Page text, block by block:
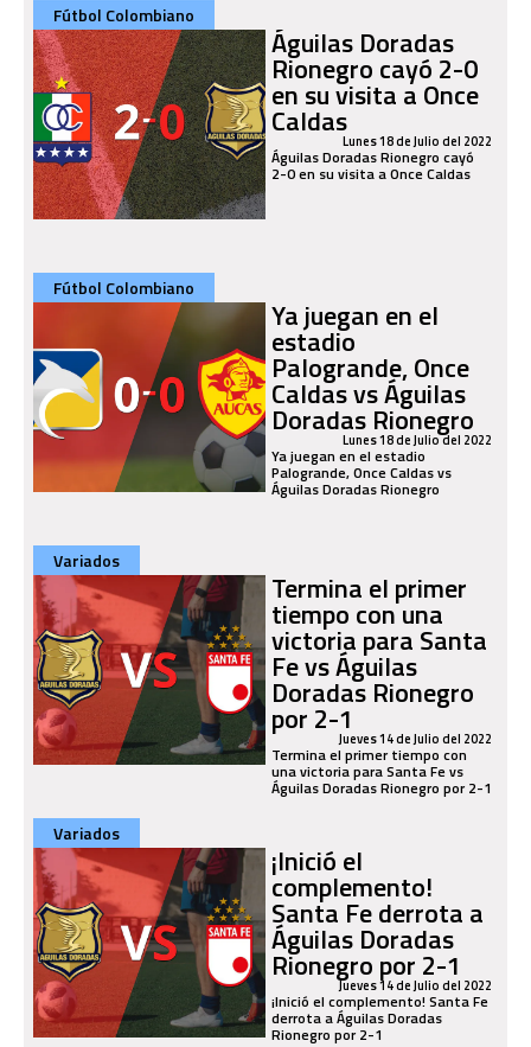
Fútbol Colombiano
Águilas Doradas
Rionegro cayó 2-0
en su visita a Once
CaldasLunes 18 de Julio del 2022
Águilas Doradas Rionegro cayó
2-0 en su visita a Once Caldas
Fútbol Colombiano
Ya juegan en el
estadio
Palogrande, Once
Caldas vs Águilas
Doradas Rionegro
Lunes 18 de Julio del 2022
Ya juegan en el estadio
Palogrande, Once Caldas vs
Águilas Doradas Rionegro
Variados
Termina el primer
tiempo con una
victoria para Santa
Fe vs Águilas
Doradas Rionegro
por 2-1Jueves 14 de Julio del 2022
Termina el primer tiempo con
una victoria para Santa Fe vs
Águilas Doradas Rionegro por 2-1
Variados
¡Inició el
complemento!
Santa Fe derrota a
Águilas Doradas
Rionegro por 2-1
Jueves 14 de Julio del 2022
¡Inició el complemento! Santa Fe
derrota a Águilas Doradas
Rionegro por 2-1